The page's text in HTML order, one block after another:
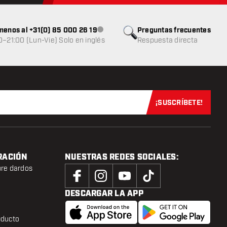
Preguntas frecuentes
Respuesta directa
al +31(0) 85 000 26 19Atención al cliente no disponible
(Lun-Vie) Solo en inglés
Suscríbete
¡SUSCRÍBETE!
dardos
NUESTRAS REDES SOCIALES:
DESCARGAR LA APP